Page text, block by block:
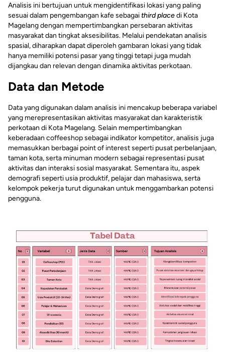
Analisis ini bertujuan untuk mengidentifikasi lokasi yang paling
sesuai dalam pengembangan kafe sebagaithird placedi Kota
Magelang dengan mempertimbangkan persebaran aktivitas
masyarakat dan tingkat aksesibilitas. Melalui pendekatan analisis
spasial, diharapkan dapat diperoleh gambaran lokasi yang tidak
hanya memiliki potensi pasar yang tinggi tetapi juga mudah
dijangkau dan relevan dengan dinamika aktivitas perkotaan.
Data dan Metode
Data yang digunakan dalam analisis ini mencakup beberapa variabel
yang merepresentasikan aktivitas masyarakat dan karakteristik
perkotaan di Kota Magelang. Selain mempertimbangkan
keberadaan coffeeshop sebagai indikator kompetitor, analisis juga
memasukkan berbagai point of interest seperti pusat perbelanjaan,
taman kota, serta minuman modern sebagai representasi pusat
aktivitas dan interaksi sosial masyarakat. Sementara itu, aspek
demografi seperti usia produktif, pelajar dan mahasiswa, serta
kelompok pekerja turut digunakan untuk menggambarkan potensi
pengguna.